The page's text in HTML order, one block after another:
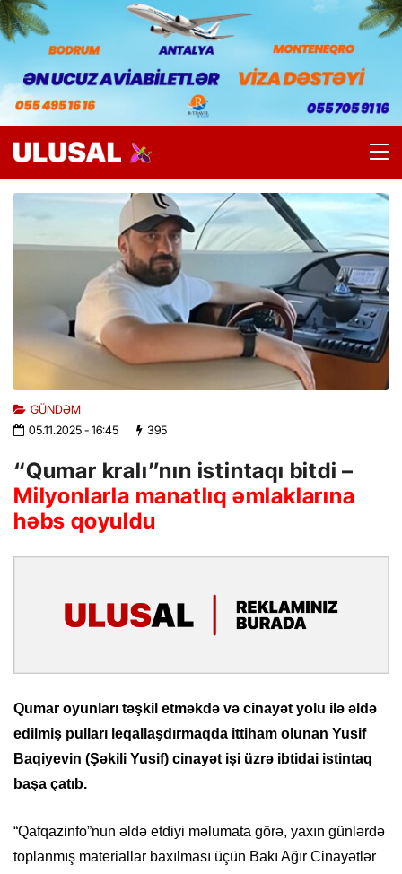
GÜNDƏM
05.11.2025- 16:45 395
“Qumar kralı”nın istintaqı bitdi –
Milyonlarla manatlıq əmlaklarına
həbs qoyuldu
Qumar oyunları təşkil etməkdə və cinayət yolu ilə əldə
edilmiş pulları leqallaşdırmaqda ittiham olunan Yusif
Baqiyevin (Şəkili Yusif) cinayət işi üzrə ibtidai istintaq
başa çatıb.
“Qafqazinfo”nun əldə etdiyi məlumata görə, yaxın günlərdə
toplanmış materiallar baxılması üçün Bakı Ağır Cinayətlər